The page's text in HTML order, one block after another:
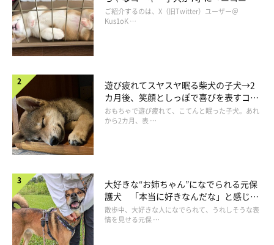
らしく、ウンチ中の写真はシュッとしていておとなびた印象を受
けました。
同じような“無表情顔”なのに、
と。あらためて『同じコよね!?』
コ“コーギースマイル”が魅力のコに成
長！
ご紹介するのは、X（旧Twitter）ユーザー＠
Kus1oK …
遊び疲れてスヤスヤ眠る柴犬の子犬→2
カ月後、笑顔としっぽで喜びを表すコに
成長！
おもちゃで遊び疲れて、こてんと眠った子犬。あれ
から2カ月、表 …
大好きな“お姉ちゃん”になでられる元保
護犬 「本当に好きなんだな」と感じる
表情にほっこり
散歩中、大好きな人になでられて、うれしそうな表
情を見せる元保 …